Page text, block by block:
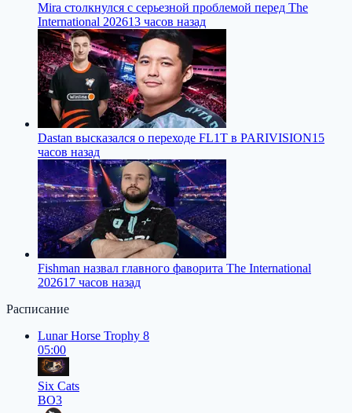
Mira столкнулся с серьезной проблемой перед The
International 202613 часов назад
Dastan высказался о переходе FL1T в PARIVISION15
часов назад
Fishman назвал главного фаворита The International
202617 часов назад
Расписание
Lunar Horse Trophy 8
05:00
Six Cats
BO3